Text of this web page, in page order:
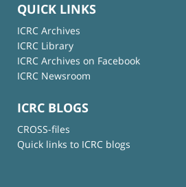
QUICK LINKS
ICRC Archives
ICRC Library
ICRC Archives on Facebook
ICRC Newsroom
ICRC BLOGS
CROSS-files
Quick links to ICRC blogs